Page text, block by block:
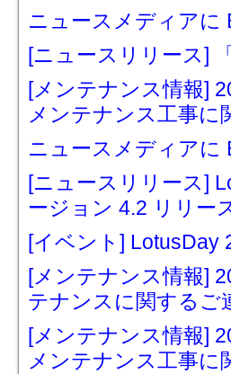
ニュースメディアに
[ニュースリリース]
[メンテナンス情報]
メンテナンス工事に
ニュースメディアに
[ニュースリリース]
ージョン 4.2 リリー
[イベント] LotusDay
[メンテナンス情報]
テナンスに関するご
[メンテナンス情報]
メンテナンス工事に